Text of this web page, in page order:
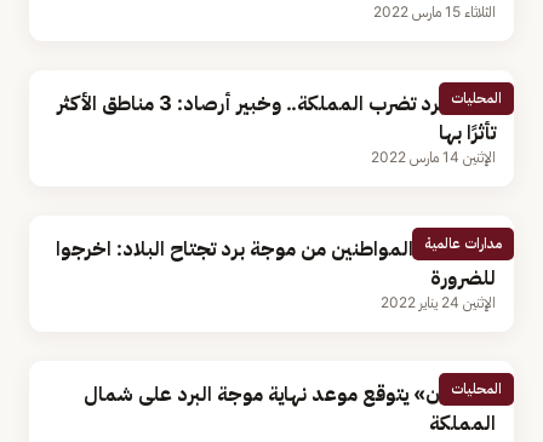
الثلاثاء 15 مارس 2022
المحليات
موجة برد تضرب المملكة.. وخبير أرصاد: 3 مناطق الأكثر
تأثرًا بها
الإثنين 14 مارس 2022
مدارات عالمية
مصر تحذر المواطنين من موجة برد تجتاح البلاد: اخرجوا
للضرورة
الإثنين 24 يناير 2022
المحليات
«الحيزان» يتوقع موعد نهاية موجة البرد على شمال
المملكة